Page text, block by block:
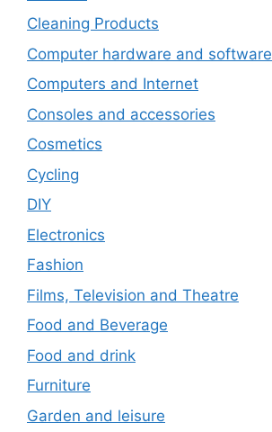
Cleaning Products
Computer hardware and software
Computers and Internet
Consoles and accessories
Cosmetics
Cycling
DIY
Electronics
Fashion
Films, Television and Theatre
Food and Beverage
Food and drink
Furniture
Garden and leisure